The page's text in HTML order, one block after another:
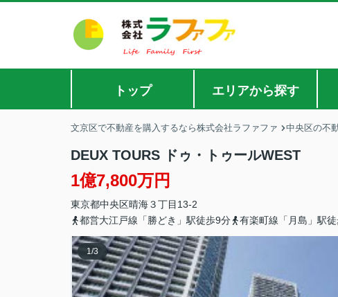
トップ エリアから探す
文京区で不動産を購入するなら株式会社ラファファ 中央区の不
DEUX TOURS ドゥ・トゥールWEST
1億7,800万円
東京都中央区晴海３丁目13-2
都営大江戸線「勝どき」駅徒歩9分
有楽町線「月島」駅
1/3